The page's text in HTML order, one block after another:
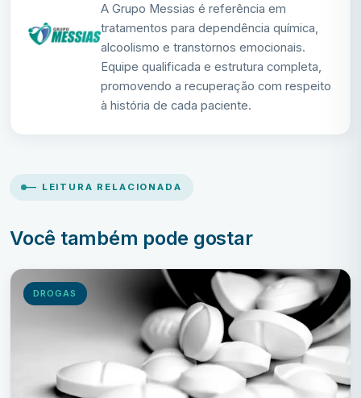
A Grupo Messias é referência em
tratamentos para dependência química,
alcoolismo e transtornos emocionais.
Equipe qualificada e estrutura completa,
promovendo a recuperação com respeito
à história de cada paciente.
— LEITURA RELACIONADA
Você também pode gostar
DROGAS